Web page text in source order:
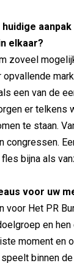
elkaar?
zoveel
opvallende
een van de
er telkens
te staan.
congressen.
bijna als
voor uw
voor Het PR
en
moment en
binnen